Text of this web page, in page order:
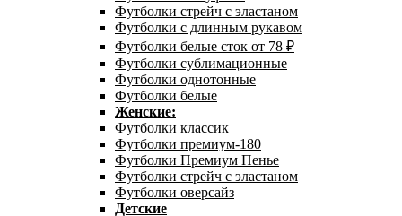
Футболки стрейч с эластаном
Футболки с длинным рукавом
Футболки белые сток от 78 ₽
Футболки сублимационные
Футболки однотонные
Футболки белые
Женские:
Футболки классик
Футболки премиум-180
Футболки Премиум Пенье
Футболки стрейч с эластаном
Футболки оверсайз
Детские